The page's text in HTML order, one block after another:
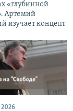
«глубинной
Артемий
изучает концепт